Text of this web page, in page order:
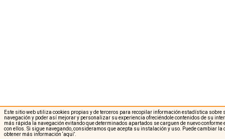
Este sitio web utiliza cookies propias y de terceros para recopilar información estadística sobre
navegación y poder así mejorar y personalizar su experiencia ofreciéndole contenidos de su
más rápida la navegación evitando que determinados apartados se carguen de nuevo
con ellos. Si sigue navegando, consideramos que acepta su instalación y uso. Puede cambiar la
obtener más información ‘aquí’